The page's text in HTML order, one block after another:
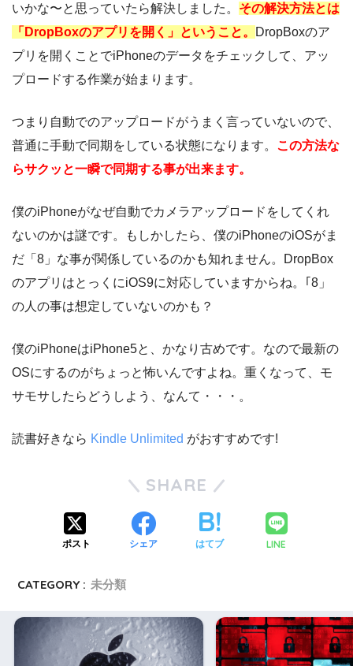
いかな〜と思っていたら解決しました。 その解決方法とは
「DropBoxのアプリを開く」ということ。
DropBoxのア
プリを開くことでiPhoneのデータをチェックして、アッ
プロードする作業が始まります。
つまり自動でのアップロードがうまく言っていないので、
普通に手動で同期をしている状態になります。 この方法な
らサクッと一瞬で同期する事が出来ます。
僕のiPhoneがなぜ自動でカメラアップロードをしてくれ
ないのかは謎です。もしかしたら、僕のiPhoneのiOSがま
だ「8」な事が関係しているのかも知れません。DropBox
のアプリはとっくにiOS9に対応していますからね。｢8」
の人の事は想定していないのかも？
僕のiPhoneはiPhone5と、かなり古めです。なので最新の
OSにするのがちょっと怖いんですよね。重くなって、モ
サモサしたらどうしよう、なんて・・・。
読書好きなら Kindle Unlimited がおすすめです!
SHARE
ポスト シェア はてブ LINE
CATEGORY : 未分類